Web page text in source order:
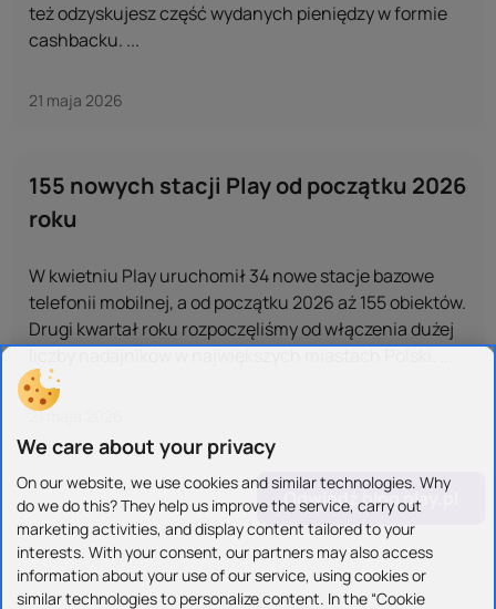
też odzyskujesz część wydanych pieniędzy w formie
cashbacku. ...
21 maja 2026
155 nowych stacji Play od początku 2026
roku
W kwietniu Play uruchomił 34 nowe stacje bazowe
telefonii mobilnej, a od początku 2026 aż 155 obiektów.
Drugi kwartał roku rozpoczęliśmy od włączenia dużej
21 maja 2026
Odwiedź blog play.pl
We care about your privacy
On our website, we use cookies and similar technologies. Why
do we do this? They help us improve the service, carry out
marketing activities, and display content tailored to your
interests. With your consent, our partners may also access
information about your use of our service, using cookies or
similar technologies to personalize content. In the “Cookie